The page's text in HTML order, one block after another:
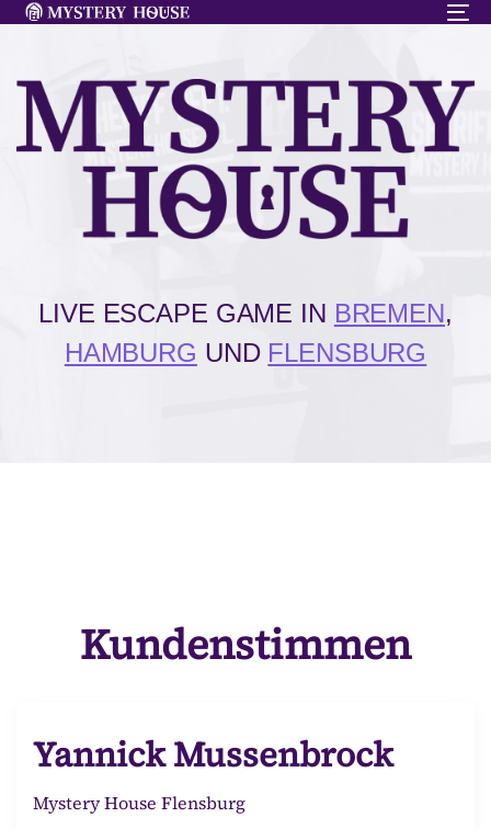
LIVE ESCAPE GAME IN BREMEN,
HAMBURG UND FLENSBURG
Kundenstimmen
Yannick Mussenbrock
Mystery House Flensburg